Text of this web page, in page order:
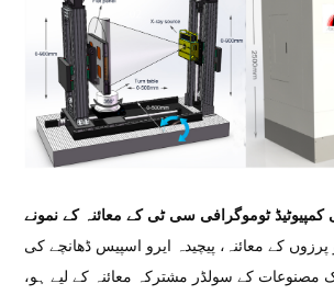
پرزوں کے معائنہ، پیچیدہ ایرو اسپیس ڈھانچے کی
مصنوعات کے سولڈر مشترکہ معائنہ کے لیے ہو،